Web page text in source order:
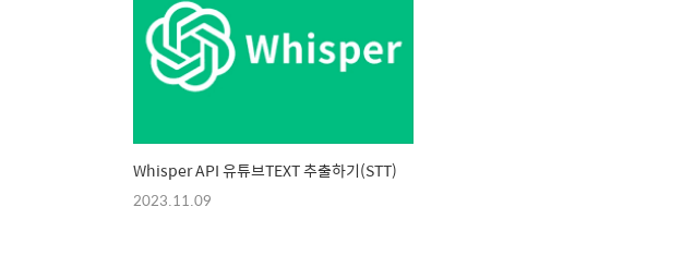
Whisper API 유튜브TEXT 추출하기(STT)
2023.11.09